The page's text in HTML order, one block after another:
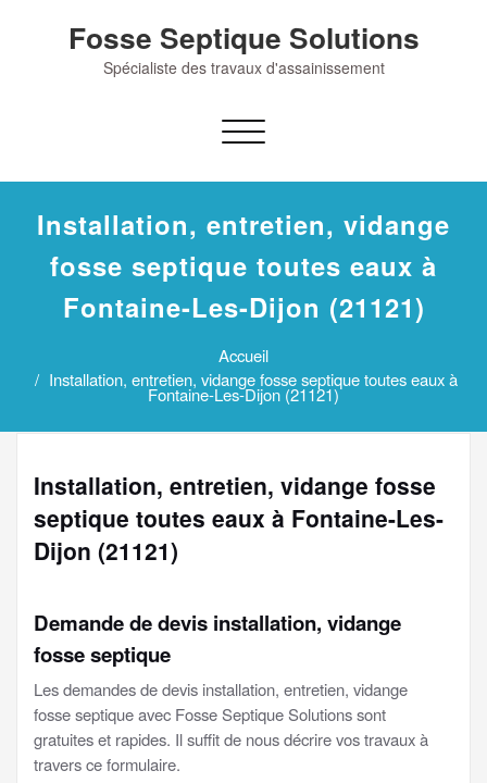
Fosse Septique Solutions
Spécialiste des travaux d'assainissement
Afficher/masquer
navigation
Installation, entretien, vidange
fosse septique toutes eaux à
Fontaine-Les-Dijon (21121)
Accueil
Installation, entretien, vidange fosse septique toutes eaux à
Fontaine-Les-Dijon (21121)
Installation, entretien, vidange fosse
septique toutes eaux à Fontaine-Les-
Dijon (21121)
Demande de devis installation, vidange
fosse septique
Les demandes de devis installation, entretien, vidange
fosse septique avec Fosse Septique Solutions sont
gratuites et rapides. Il suffit de nous décrire vos travaux à
travers ce formulaire.